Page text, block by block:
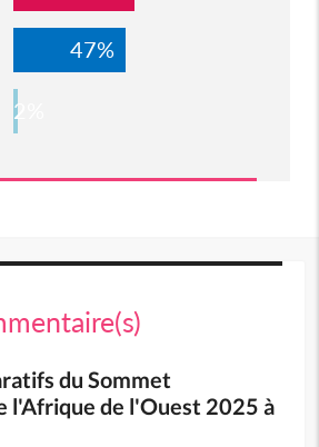
47%
2%
du Sommet
l'Afrique de l'Ouest 2025 à